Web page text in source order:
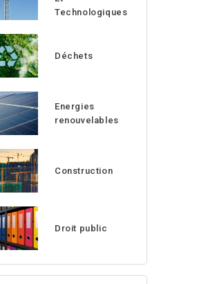
Technologiques
Déchets
Energies
renouvelables
Construction
Droit public